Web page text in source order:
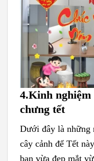
4.Kinh nghiệm
chưng tết
Dưới đây là những
cây cảnh để Tết
bạn vừa đẹp mắt